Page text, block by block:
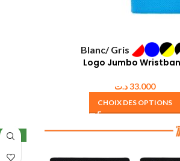
Blanc/ Gris
Logo Jumbo
33.000د.ت
CHOIX DES OPTIONS
NEW